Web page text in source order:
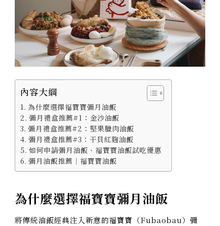
內容大綱
為什麼選擇福寶寶彌月油飯
彌月禮盒推薦#1：金沙油飯
彌月禮盒推薦#2：堅果臘肉油飯
彌月禮盒推薦#3：干貝紅麴油飯
如何申請彌月油飯、福寶寶油飯試吃優惠
彌月油飯推薦｜福寶寶油飯
為什麼選擇福寶寶彌月油飯
將傳統油飯經典注入新意的福寶寶（Fubaobau）彌